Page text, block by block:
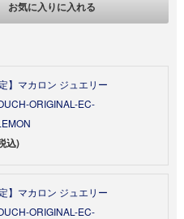
お気に入りに入れる
】マカロン ジュエリー
ORIGINAL-EC-
込)
】マカロン ジュエリー
ORIGINAL-EC-